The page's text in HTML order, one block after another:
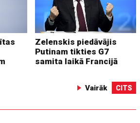
Zelenskis piedāvājis
Putinam tikties G7
samita laikā Francijā
Vairāk CITS